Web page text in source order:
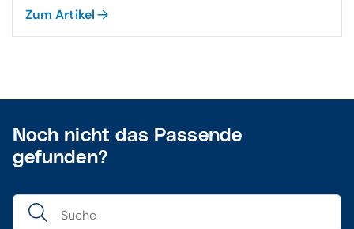
Zum Artikel
Noch nicht das Passende
gefunden?